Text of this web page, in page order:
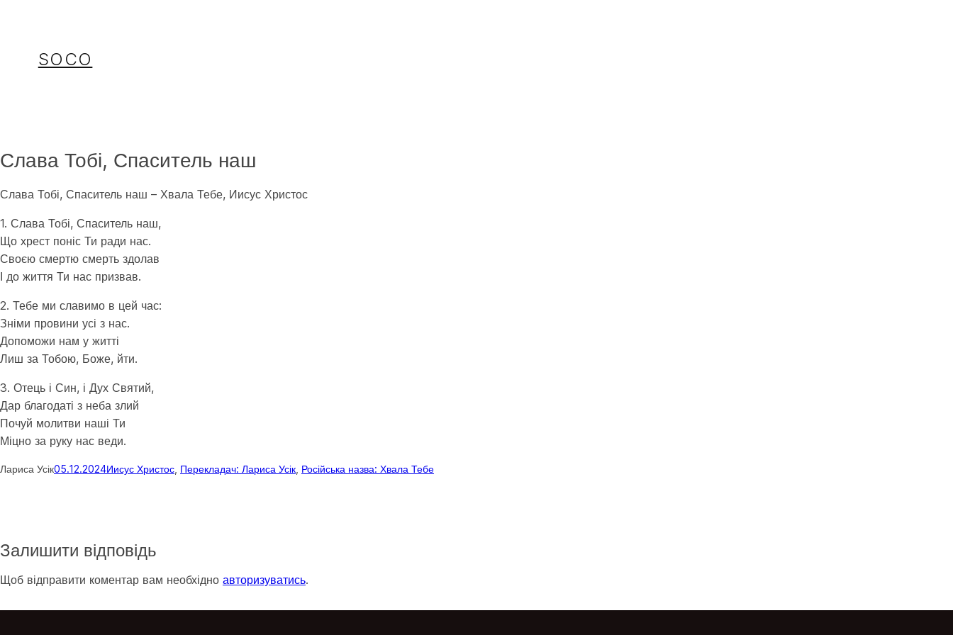
SOCO
Слава Тобі, Спаситель наш
Слава Тобі, Спаситель наш – Хвала Тебе, Иисус Христос
1. Слава Тобі, Спаситель наш,
Що хрест поніс Ти ради нас.
Своєю смертю смерть здолав
І до життя Ти нас призвав.
2. Тебе ми славимо в цей час:
Зніми провини усі з нас.
Допоможи нам у житті
Лиш за Тобою, Боже, йти.
3. Отець і Син, і Дух Святий,
Дар благодаті з неба злий
Почуй молитви наші Ти
Міцно за руку нас веди.
Лариса Усік05.12.2024Иисус Христос Перекладач: Лариса Усік Російська назва: Хвала Тебе
Залишити відповідь
Щоб відправити коментар вам необхідно авторизуватись.